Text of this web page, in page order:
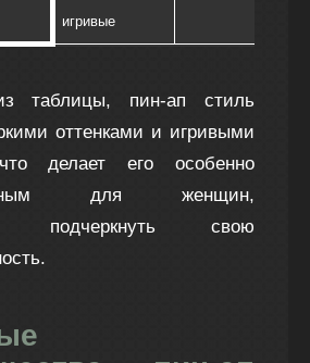
игривые
таблицы, пин-ап стиль
оттенками и игривыми
делает его особенно
для женщин,
подчеркнуть свою